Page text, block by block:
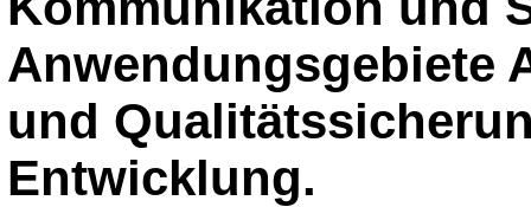
Anwendungsgebiete
und
Entwicklung.